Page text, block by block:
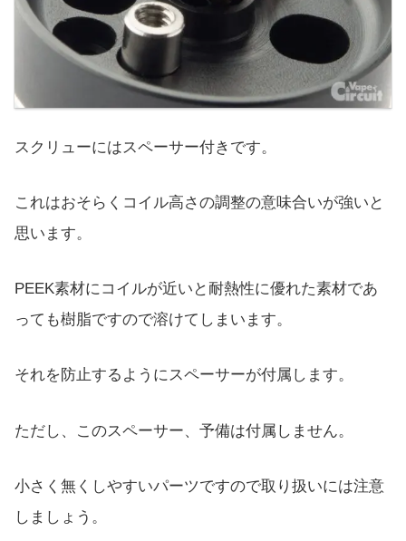
スクリューにはスペーサー付きです。
これはおそらくコイル高さの調整の意味合いが強いと
思います。
PEEK素材にコイルが近いと耐熱性に優れた素材であ
っても樹脂ですので溶けてしまいます。
それを防止するようにスペーサーが付属します。
ただし、このスペーサー、予備は付属しません。
小さく無くしやすいパーツですので取り扱いには注意
しましょう。